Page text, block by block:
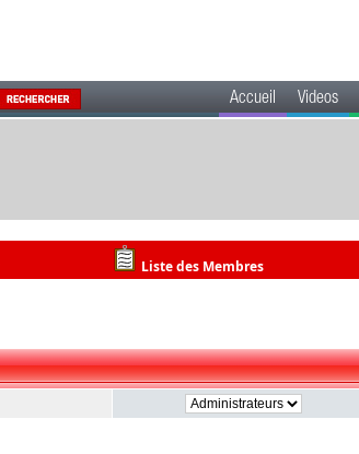
Accueil Videos
Liste des Membres